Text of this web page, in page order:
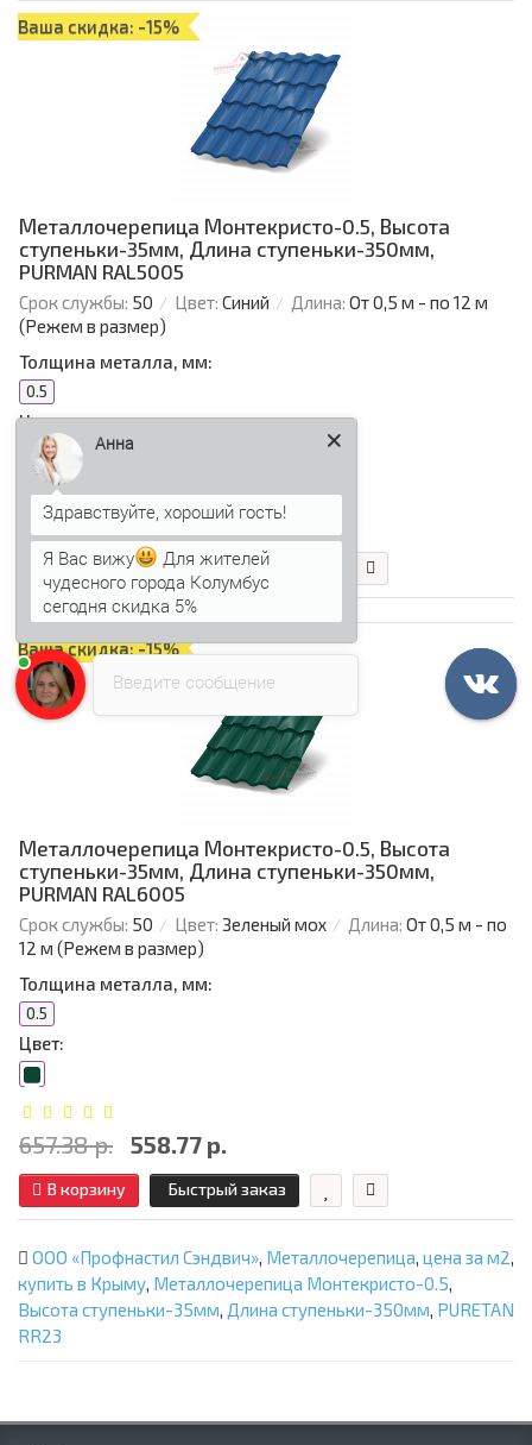
Ваша скидка: -15%
Металлочерепица Монтекристо-0.5, Высота
ступеньки-35мм, Длина ступеньки-350мм,
PURMAN RAL5005
Срок службы: 50 Цвет: Синий Длина: От 0,5 м - по 12 м
(Режем в размер)
Толщина металла, мм:
0.5
Цвет:
657.38 р. 558.77 р.
В корзину Быстрый заказ
Ваша скидка: -15%
Металлочерепица Монтекристо-0.5, Высота
ступеньки-35мм, Длина ступеньки-350мм,
PURMAN RAL6005
Срок службы: 50 Цвет: Зеленый мох Длина: От 0,5 м - по
12 м (Режем в размер)
Толщина металла, мм:
0.5
Цвет:
657.38 р. 558.77 р.
В корзину Быстрый заказ
ООО «Профнастил Сэндвич», Металлочерепица, цена за м2,
купить в Крыму, Металлочерепица Монтекристо-0.5,
Высота ступеньки-35мм, Длина ступеньки-350мм, PURETAN
RR23
Введите сообщение
Анна
Здравствуйте, хороший гость!
Я Вас вижу
Для жителей
чудесного города Колумбус
сегодня скидка 5%
Аннапечатает...